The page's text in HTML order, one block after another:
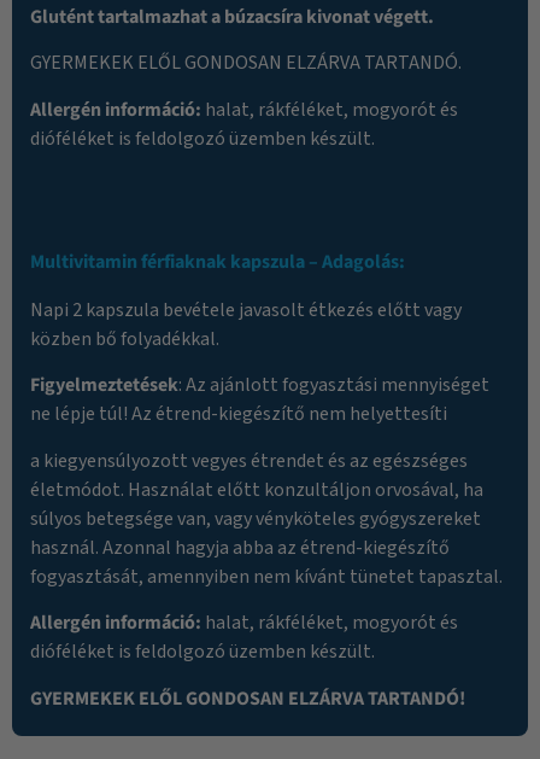
Glutént tartalmazhat a búzacsíra kivonat végett.
GYERMEKEK ELŐL GONDOSAN ELZÁRVA TARTANDÓ.
Allergén információ: halat, rákféléket, mogyorót és
dióféléket is feldolgozó üzemben készült.
Multivitamin férfiaknak kapszula– Adagolás:
Napi 2 kapszula bevétele javasolt étkezés előtt vagy
közben bő folyadékkal.
Figyelmeztetések: Az ajánlott fogyasztási mennyiséget
ne lépje túl! Az étrend-kiegészítő nem helyettesíti
a kiegyensúlyozott vegyes étrendet és az egészséges
életmódot. Használat előtt konzultáljon orvosával, ha
súlyos betegsége van, vagy vényköteles gyógyszereket
használ. Azonnal hagyja abba az étrend-kiegészítő
fogyasztását, amennyiben nem kívánt tünetet tapasztal.
Allergén információ: halat, rákféléket, mogyorót és
dióféléket is feldolgozó üzemben készült.
GYERMEKEK ELŐL GONDOSAN ELZÁRVA TARTANDÓ!